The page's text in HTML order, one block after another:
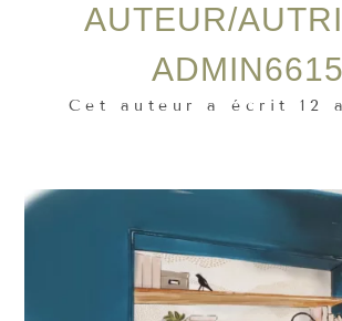
AUTEUR/
ADMIN6615
Cet auteur a écrit 12